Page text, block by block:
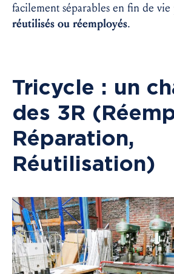
facilement séparables en fin de
réutilisés ou réemployés.
Tricycle : un
des 3R
Réparation,
Réutilisation)